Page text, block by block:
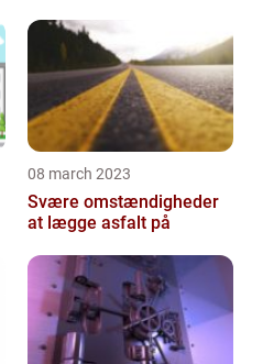
08 march 2023
Svære omstændigheder
at lægge asfalt på